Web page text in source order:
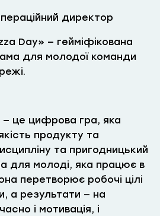
директор
Day» — гейміфікована
для молодої команди
— це цифрова гра, яка
продукту та
та пригодницький
для молоді, яка працює в
перетворює робочі цілі
а результати — на
і мотивація, і